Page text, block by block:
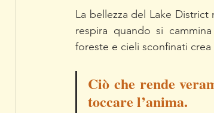
La bellezza del Lake
respira quando si
foreste e cieli sconfinati
Ciò che rende
toccare l’anima.